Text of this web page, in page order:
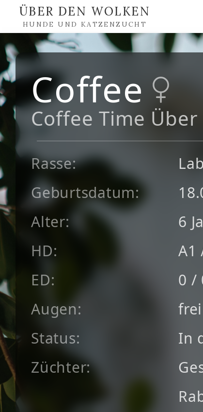
ÜBER DEN WOLKEN
HUNDE UND KATZENZUCHT
Coffee
Coffee Time
Rasse:
Geburtsdatum:
Alter:
6
HD:
A1
ED:
0 /
Augen:
frei
Status:
In
Züchter: